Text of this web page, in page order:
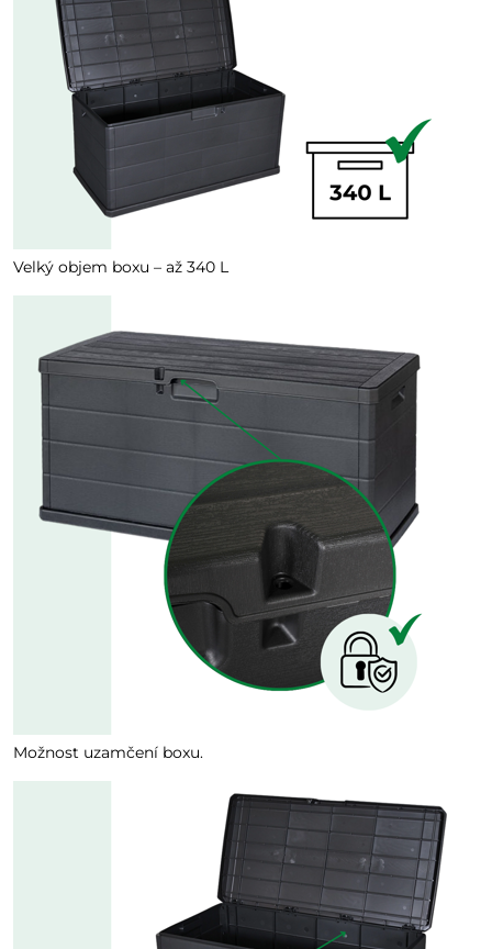
Velký objem boxu – až 340 L
Možnost uzamčení boxu.